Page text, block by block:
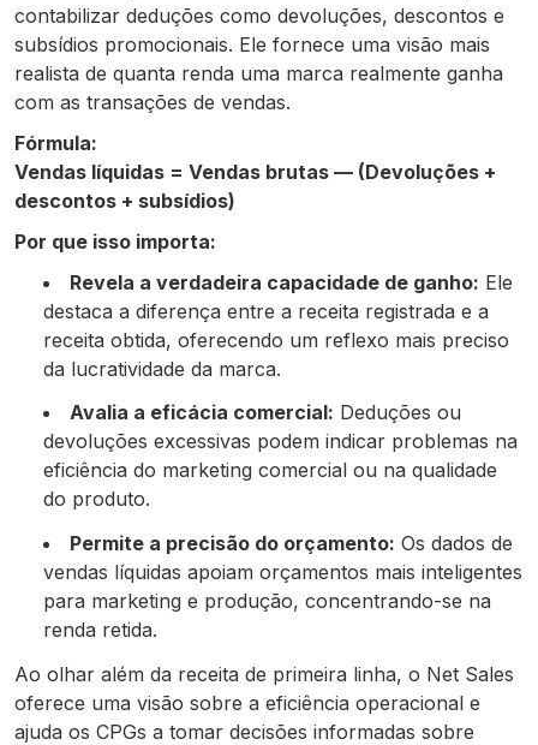
contabilizar deduções como devoluções, descontos e
subsídios promocionais. Ele fornece uma visão mais
realista de quanta renda uma marca realmente ganha
com as transações de vendas.
Fórmula:
Vendas líquidas = Vendas brutas — (Devoluções +
descontos + subsídios)
Por que isso importa:
Revela a verdadeira capacidade de ganho: Ele
destaca a diferença entre a receita registrada e a
receita obtida, oferecendo um reflexo mais preciso
da lucratividade da marca.
Avalia a eficácia comercial: Deduções ou
devoluções excessivas podem indicar problemas na
eficiência do marketing comercial ou na qualidade
do produto.
Permite a precisão do orçamento: Os dados de
vendas líquidas apoiam orçamentos mais inteligentes
para marketing e produção, concentrando-se na
renda retida.
Ao olhar além da receita de primeira linha, o Net Sales
oferece uma visão sobre a eficiência operacional e
ajuda os CPGs a tomar decisões informadas sobre